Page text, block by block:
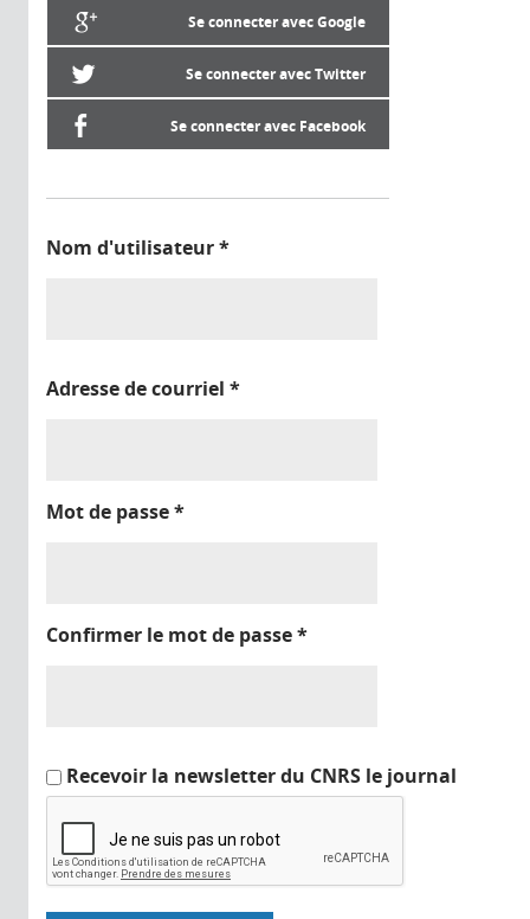
Se connecter avec Google
Se connecter avec Twitter
Se connecter avec Facebook
Nom d'utilisateur*
Adresse de courriel *
Mot de passe*
Confirmer le mot de passe*
Recevoir la newsletter du CNRS le journal